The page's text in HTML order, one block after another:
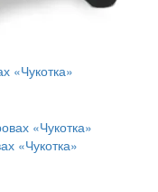
«Чукотка»
«Чукотка»